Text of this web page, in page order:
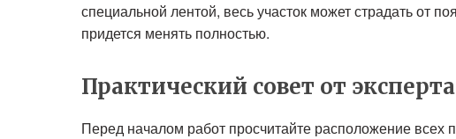
специальной лентой, весь участок может страдать от
придется менять полностью.
Практический совет от эксперта
Перед началом работ просчитайте расположение